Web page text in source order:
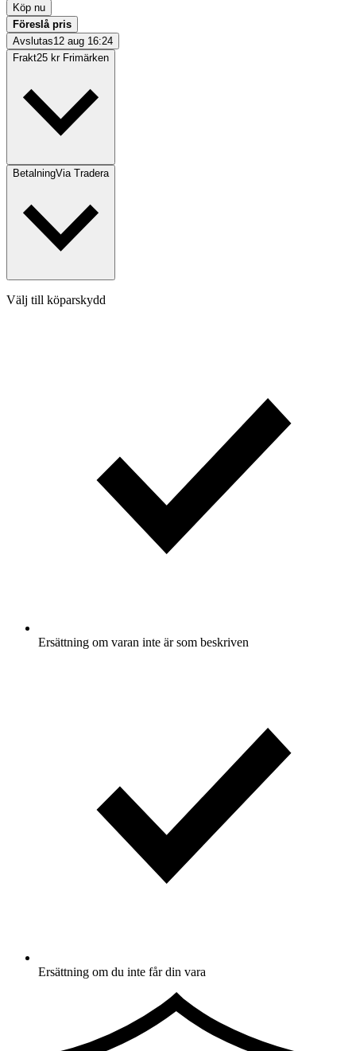
Köp nu
Föreslå pris
Avslutas12 aug 16:24
Frakt25 kr Frimärken
BetalningVia Tradera
Välj till köparskydd
Ersättning om varan inte är som beskriven
Ersättning om du inte får din vara